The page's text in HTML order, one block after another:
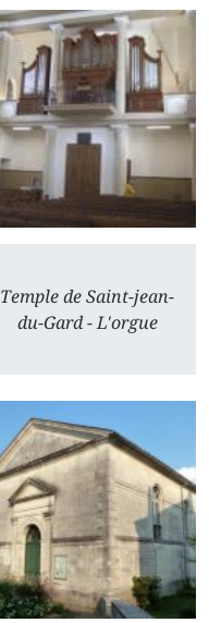
Temple de Saint-jean-
du-Gard - L'orgue